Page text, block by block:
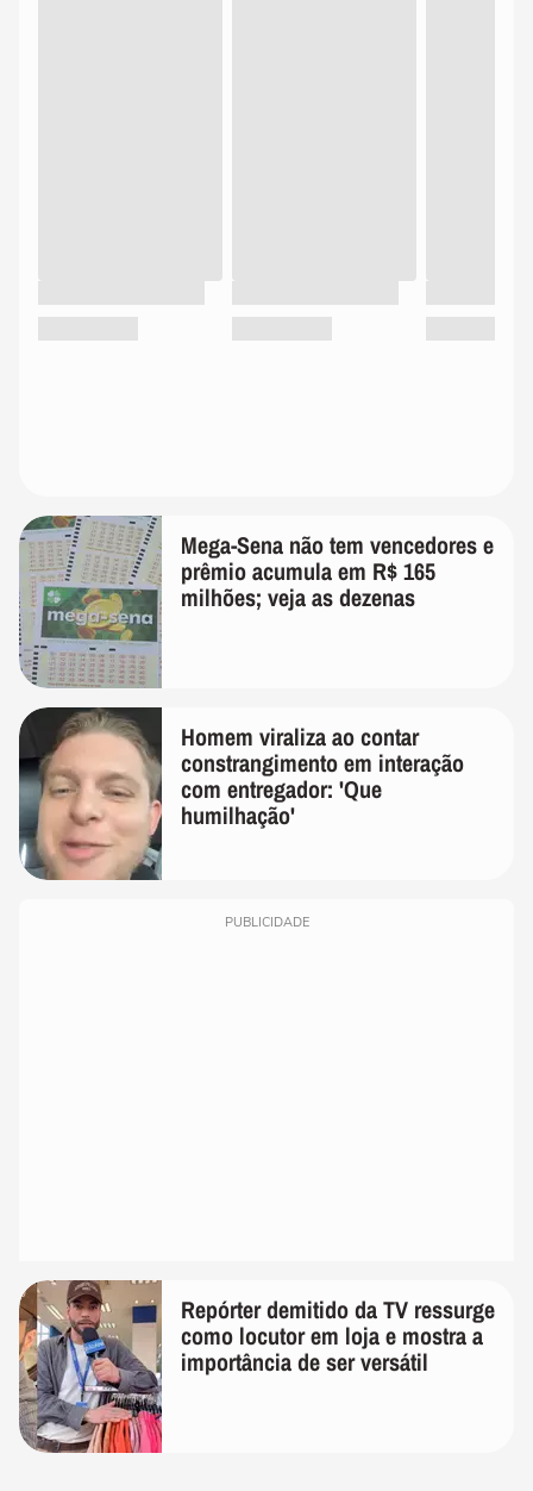
Mega-Sena não tem vencedores e
prêmio acumula em R$ 165
milhões; veja as dezenas
Homem viraliza ao contar
constrangimento em interação
com entregador: 'Que
humilhação'
PUBLICIDADE
Repórter demitido da TV ressurge
como locutor em loja e mostra a
importância de ser versátil